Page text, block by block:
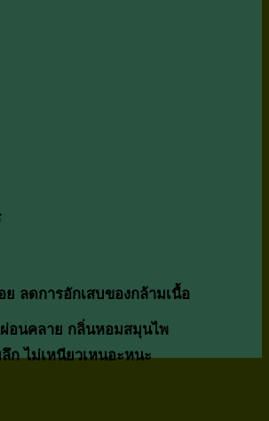
ย ลดการอักเสบของกล้ามเนื้อ
อนคลาย กลิ่นหอมสมุนไพ
ก ไม่เหนียวเหนอะหนะ